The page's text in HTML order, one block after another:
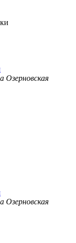
Озерновская
Озерновская